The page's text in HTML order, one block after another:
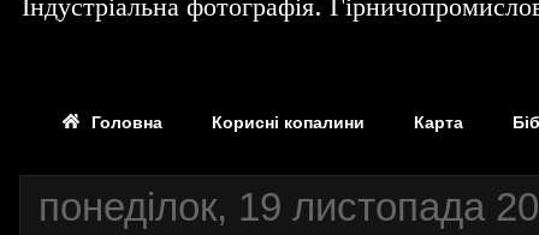
Індустріальна фотографія.
Головна Корисні копалини Карта
понеділок, 19 листопада